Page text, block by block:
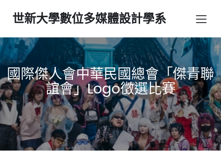
世新大學數位多媒體設計學系
國際傑人會中華民國總會「傑青聯
誼會」Logo徵選比賽